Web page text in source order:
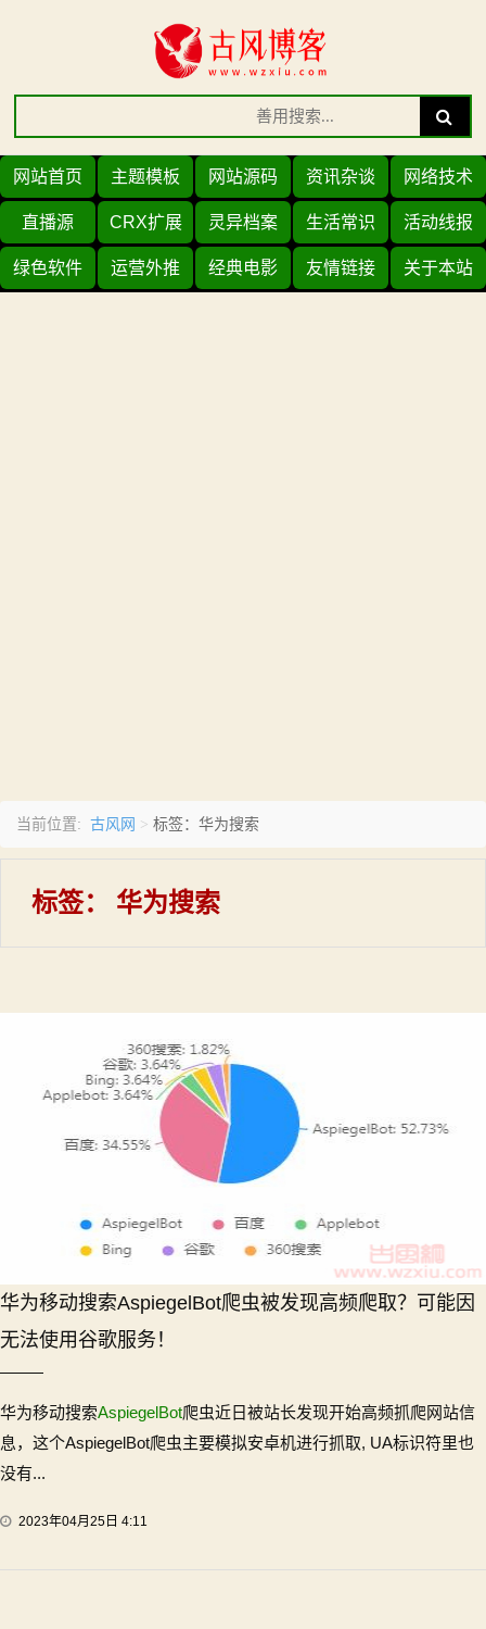
Search
for:
Search
网站首页 主题模板 网站源码 资讯杂谈 网络技术
直播源 CRX扩展 灵异档案 生活常识 活动线报
绿色软件 运营外推 经典电影 友情链接 关于本站
当前位置: 古风网 > 标签：华为搜索
标签： 华为搜索
华为移动搜索AspiegelBot爬虫被发现高频爬取？可能因
无法使用谷歌服务！
华为移动搜索AspiegelBot爬虫近日被站长发现开始高频抓爬网站信
息，这个AspiegelBot爬虫主要模拟安卓机进行抓取, UA标识符里也
没有...
2023年04月25日 4:11